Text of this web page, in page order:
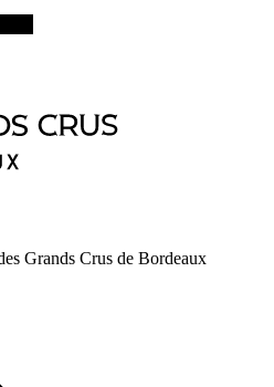
Grands Crus de Bordeaux